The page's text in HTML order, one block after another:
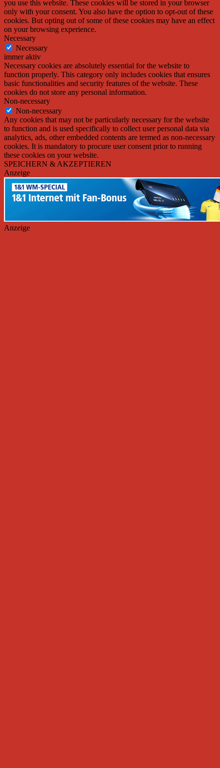
you use this website. These cookies will be stored in your browser
only with your consent. You also have the option to opt-out of these
cookies. But opting out of some of these cookies may have an effect
on your browsing experience.
Necessary
Necessary
immer aktiv
Necessary cookies are absolutely essential for the website to
function properly. This category only includes cookies that ensures
basic functionalities and security features of the website. These
cookies do not store any personal information.
Non-necessary
Non-necessary
Any cookies that may not be particularly necessary for the website
to function and is used specifically to collect user personal data via
analytics, ads, other embedded contents are termed as non-necessary
cookies. It is mandatory to procure user consent prior to running
these cookies on your website.
SPEICHERN & AKZEPTIEREN
Anzeige
Anzeige